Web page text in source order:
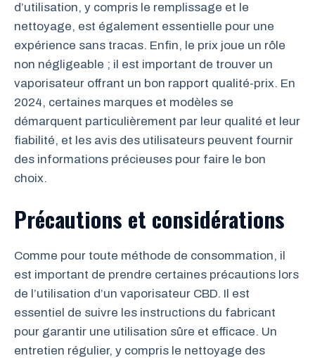
d’utilisation, y compris le remplissage et le
nettoyage, est également essentielle pour une
expérience sans tracas. Enfin, le prix joue un rôle
non négligeable ; il est important de trouver un
vaporisateur offrant un bon rapport qualité-prix. En
2024, certaines marques et modèles se
démarquent particulièrement par leur qualité et leur
fiabilité, et les avis des utilisateurs peuvent fournir
des informations précieuses pour faire le bon
choix.
Précautions et considérations
Comme pour toute méthode de consommation, il
est important de prendre certaines précautions lors
de l’utilisation d’un vaporisateur CBD. Il est
essentiel de suivre les instructions du fabricant
pour garantir une utilisation sûre et efficace. Un
entretien régulier, y compris le nettoyage des